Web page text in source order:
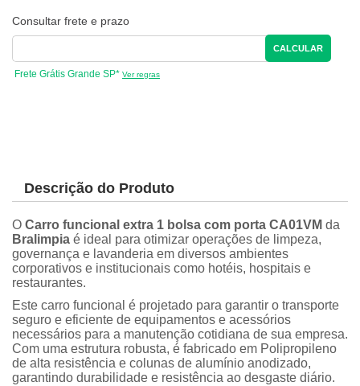
Consultar frete e prazo
CALCULAR
Frete Grátis Grande SP* Ver regras
Descrição do Produto
O Carro funcional extra 1 bolsa com porta CA01VM da
Bralimpia é ideal para otimizar operações de limpeza,
governança e lavanderia em diversos ambientes
corporativos e institucionais como hotéis, hospitais e
restaurantes.
Este carro funcional é projetado para garantir o transporte
seguro e eficiente de equipamentos e acessórios
necessários para a manutenção cotidiana de sua empresa.
Com uma estrutura robusta, é fabricado em Polipropileno
de alta resistência e colunas de alumínio anodizado,
garantindo durabilidade e resistência ao desgaste diário.